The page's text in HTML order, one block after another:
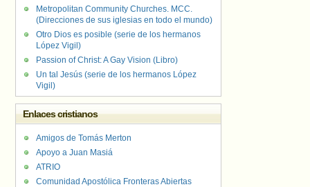
Metropolitan Community Churches. MCC.
(Direcciones de sus iglesias en todo el mundo)
Otro Dios es posible (serie de los hermanos
López Vigil)
Passion of Christ: A Gay Vision (Libro)
Un tal Jesús (serie de los hermanos López
Vigil)
Enlaces cristianos
Amigos de Tomás Merton
Apoyo a Juan Masiá
ATRIO
Comunidad Apostólica Fronteras Abiertas